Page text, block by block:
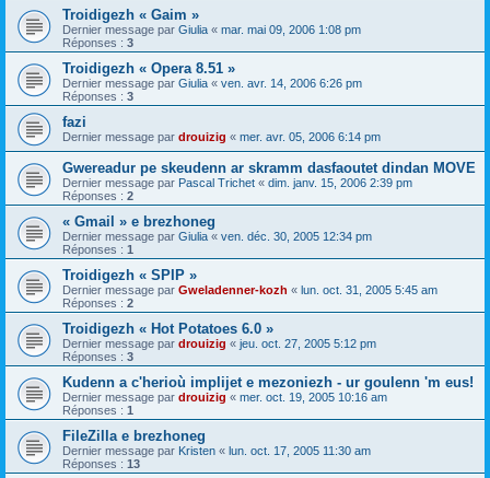
Troidigezh « Gaim »
Dernier message par Giulia « mar. mai 09, 2006 1:08 pm
Réponses : 3
Troidigezh « Opera 8.51 »
Dernier message par Giulia « ven. avr. 14, 2006 6:26 pm
Réponses : 3
fazi
Dernier message par drouizig « mer. avr. 05, 2006 6:14 pm
Gwereadur pe skeudenn ar skramm dasfaoutet dindan MOVE
Dernier message par Pascal Trichet « dim. janv. 15, 2006 2:39 pm
Réponses : 2
« Gmail » e brezhoneg
Dernier message par Giulia « ven. déc. 30, 2005 12:34 pm
Réponses : 1
Troidigezh « SPIP »
Dernier message par Gweladenner-kozh « lun. oct. 31, 2005 5:45 am
Réponses : 2
Troidigezh « Hot Potatoes 6.0 »
Dernier message par drouizig « jeu. oct. 27, 2005 5:12 pm
Réponses : 3
Kudenn a c'herioù implijet e mezoniezh - ur goulenn 'm eus!
Dernier message par drouizig « mer. oct. 19, 2005 10:16 am
Réponses : 1
FileZilla e brezhoneg
Dernier message par Kristen « lun. oct. 17, 2005 11:30 am
Réponses : 13